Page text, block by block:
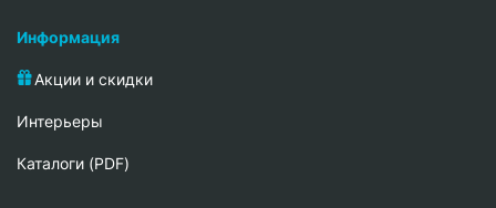
Информация
Акции и скидки
Интерьеры
Каталоги (PDF)